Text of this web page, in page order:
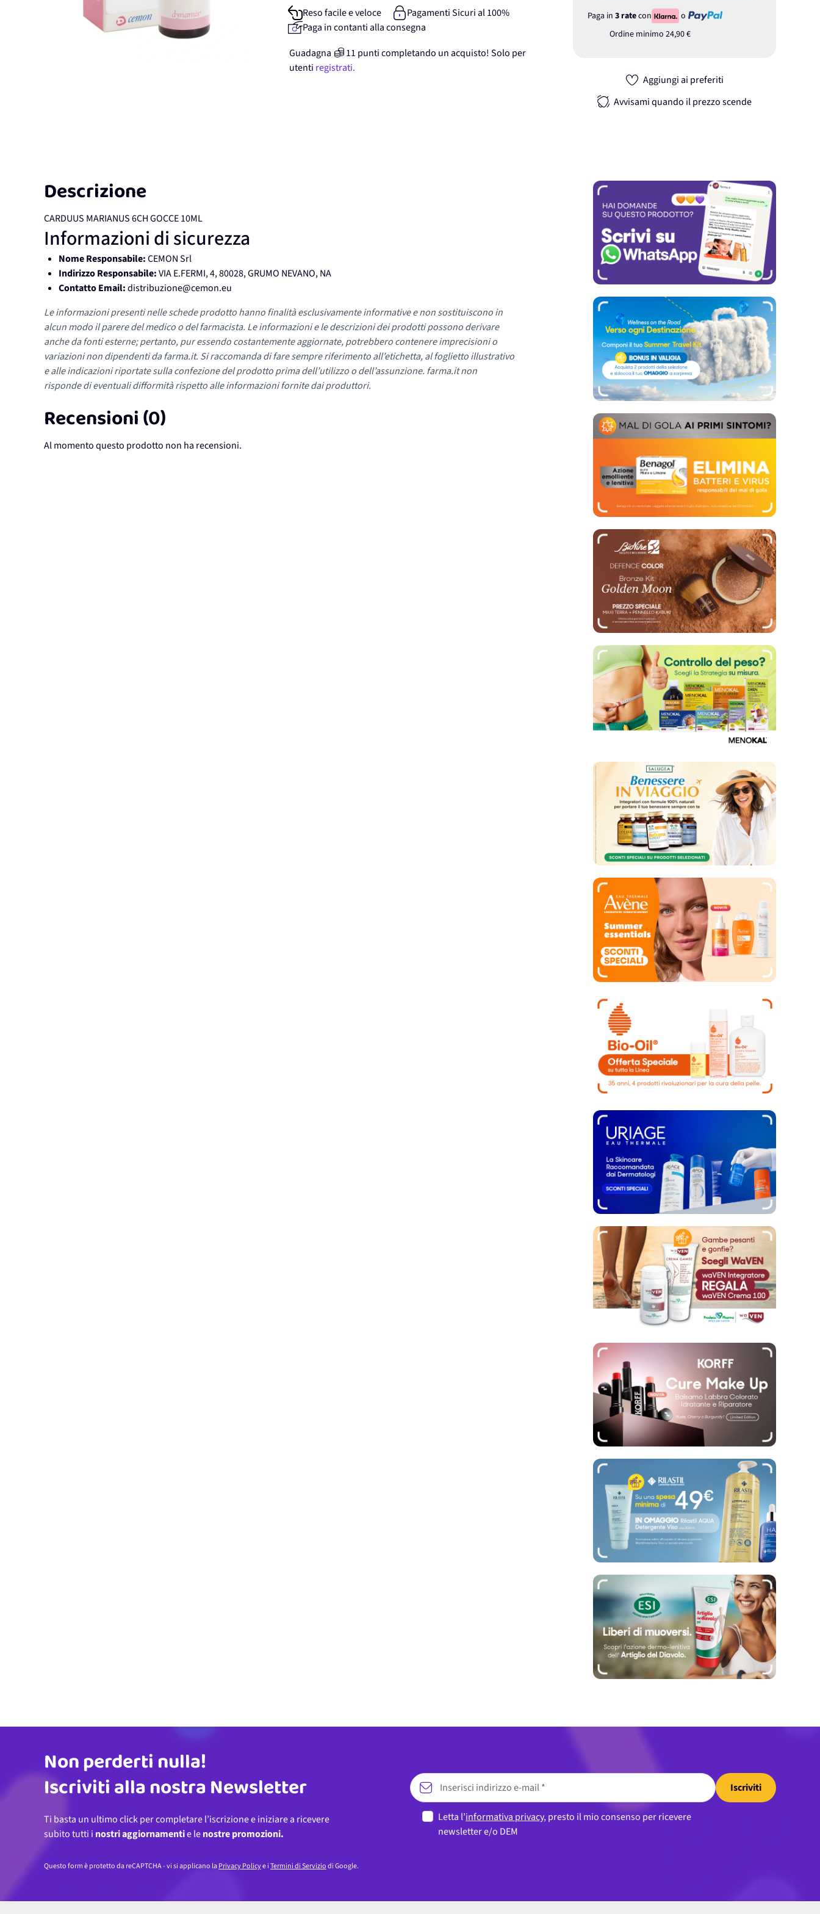
Paga in 3 ratecon
o
Ordine minimo 24,90 €
Aggiungi ai preferiti
Avvisami quando il prezzo scende
Reso facile e veloce
Pagamenti Sicuri al 100%
Paga in contanti alla consegna
Guadagna
11 punticompletando un acquisto! Solo per
utenti registrati.
Descrizione
CARDUUS MARIANUS 6CH GOCCE 10ML
Informazioni di sicurezza
Nome Responsabile:CEMON Srl
Indirizzo Responsabile:VIA E.FERMI, 4, 80028, GRUMO NEVANO, NA
Contatto Email:distribuzione@cemon.eu
Le informazioni presenti nelle schede prodotto hanno finalità esclusivamente informative e non sostituiscono in
alcun modo il parere del medico o del farmacista. Le informazioni e le descrizioni dei prodotti possono derivare
anche da fonti esterne; pertanto, pur essendo costantemente aggiornate, potrebbero contenere imprecisioni o
variazioni non dipendenti da farma.it. Si raccomanda di fare sempre riferimento all’etichetta, al foglietto illustrativo
e alle indicazioni riportate sulla confezione del prodotto prima dell’utilizzo o dell’assunzione. farma.it non
risponde di eventuali difformità rispetto alle informazioni fornite dai produttori.
Recensioni (0)
Al momento questo prodotto non ha recensioni.
Indirizzo email
Non perderti nulla!
Iscriviti alla nostra Newsletter
Ti basta un ultimo click per completare l’iscrizione e iniziare a ricevere
subito tutti i nostri aggiornamentie lenostre promozioni.
Iscriviti
Letta l’informativa privacy, presto il mio consenso per ricevere
newsletter e/o DEM
Questo form è protetto da reCAPTCHA - vi si applicano laPrivacy Policye iTermini di Serviziodi Google.